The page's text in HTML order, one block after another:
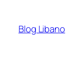
Blog Libano